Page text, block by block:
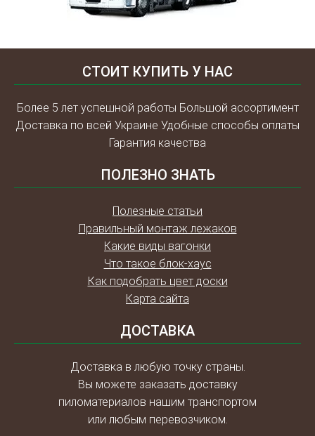
СТОИТ КУПИТЬ У НАС
Более 5 лет успешной работы Большой ассортимент
Доставка по всей Украине Удобные способы оплаты
Гарантия качества
ПОЛЕЗНО ЗНАТЬ
Полезные статьи
Правильный монтаж лежаков
Какие виды вагонки
Что такое блок-хаус
Как подобрать цвет доски
Карта сайта
ДОСТАВКА
Доставка в любую точку страны.
Вы можете заказать доставку
пиломатериалов нашим транспортом
или любым перевозчиком.